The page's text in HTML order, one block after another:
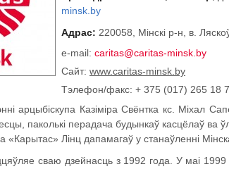
minsk.by
Адрас: 220058, Мінскі р-н, в.
e-mail: caritas@caritas-minsk.by
Сайт: www.caritas-minsk.by
Тэлефон/факс: + 375 (017) 265 18
арцыбіскупа Казіміра Свёнтка кс. Міхал
паколькі перадача будынкаў касцёлаў ва
Лінц дапамагаў у станаўленні
сваю дзейнасць з 1992 года. У маі